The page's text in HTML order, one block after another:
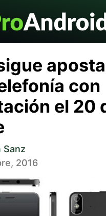
con
el 20
Sanz
2016